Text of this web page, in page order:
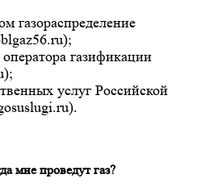
газораспределение
газификации
услуг Российской
мне проведут газ?